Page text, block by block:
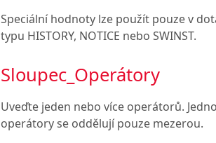
Speciální hodnoty lze použít pouze v
typu HISTORY, NOTICE nebo SWINST.
Sloupec_Operátory
Uveďte jeden nebo více operátorů.
operátory se oddělují pouze mezerou.